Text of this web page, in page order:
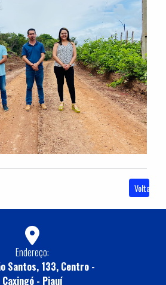
Voltar
Endereço:
Santos, 133, Centro -
Caxingó - Piauí